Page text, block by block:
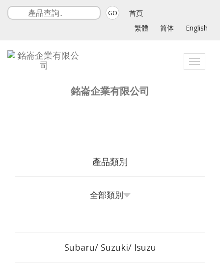
GO
首頁
繁體
简体 English
Toggle
銘崙企業有限公司
產品類別
全部類別
Subaru/ Suzuki/ Isuzu